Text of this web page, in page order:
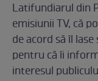
Latifundiarul din
emisiunii TV, că
de acord să îl
pentru că îi
interesul